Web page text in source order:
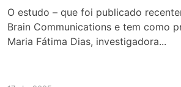
O estudo – que foi publicado
Brain Communications e tem como
Maria Fátima Dias, investigadora...